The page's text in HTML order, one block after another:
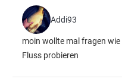
Addi93
moin wollte mal fragen
Fluss probieren